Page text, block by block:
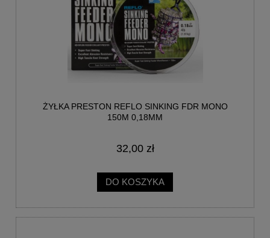
ŻYŁKA PRESTON REFLO SINKING FDR MONO
150M 0,18MM
32,00 zł
DO KOSZYKA